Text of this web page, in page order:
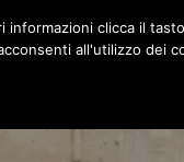
CONTATTI
clicca il
all'utilizzo dei